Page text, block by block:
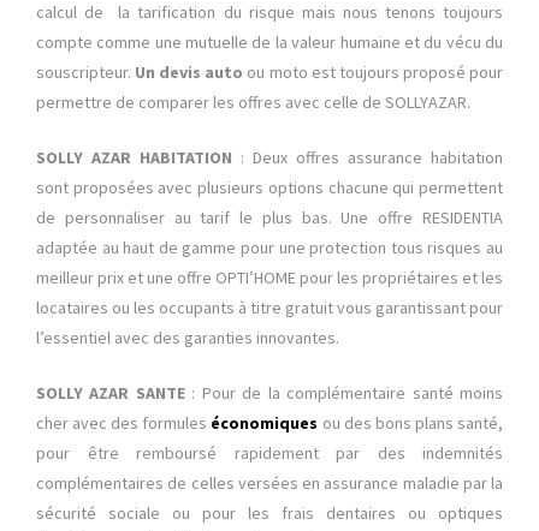
calcul de la tarification du risque mais nous tenons toujours
compte comme une mutuelle de la valeur humaine et du vécu du
souscripteur. Un devis auto ou moto est toujours proposé pour
permettre de comparer les offres avec celle de SOLLYAZAR.
SOLLY AZAR HABITATION : Deux offres assurance habitation
sont proposées avec plusieurs options chacune qui permettent
de personnaliser au tarif le plus bas. Une offre RESIDENTIA
adaptée au haut de gamme pour une protection tous risques au
meilleur prix et une offre OPTI’HOME pour les propriétaires et les
locataires ou les occupants à titre gratuit vous garantissant pour
l’essentiel avec des garanties innovantes.
SOLLY AZAR SANTE: Pour de la complémentaire santé moins
cher avec des formules économiques ou des bons plans santé,
pour être remboursé rapidement par des indemnités
complémentaires de celles versées en assurance maladie par la
sécurité sociale ou pour les frais dentaires ou optiques